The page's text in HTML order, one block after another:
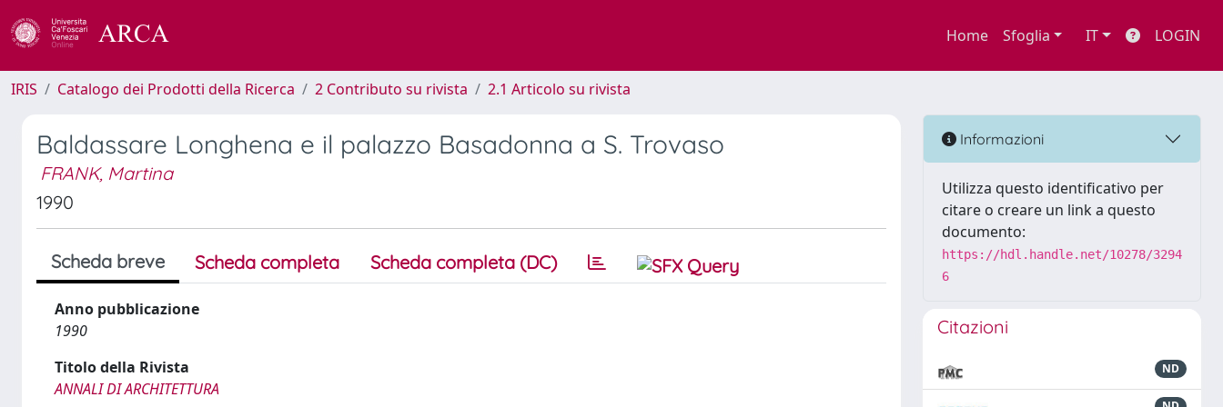
Home Sfoglia IT LOGIN
IRIS Catalogo dei Prodotti della Ricerca 2 Contributo su rivista 2.1 Articolo su rivista
Baldassare Longhena e il palazzo Basadonna a S. Trovaso
FRANK, Martina
1990
Scheda breve Scheda completa Scheda completa (DC)
Anno pubblicazione
1990
Titolo della Rivista
ANNALI DI ARCHITETTURA
Informazioni
Utilizza questo identificativo per
citare o creare un link a questo
documento:
https://hdl.handle.net/10278/3294
6
Citazioni
ND